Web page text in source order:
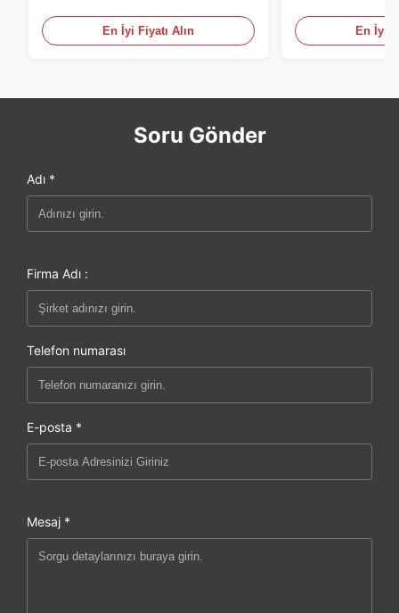
En İyi Fiyatı Alın
için
En İyi
Soru Gönder
Adı *
Firma Adı :
Telefon numarası
E-posta *
Mesaj *